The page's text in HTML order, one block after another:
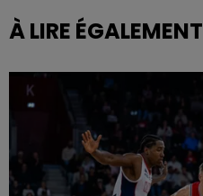
À LIRE ÉGALEMENT